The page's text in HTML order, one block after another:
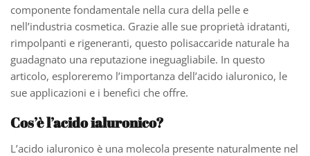
componente fondamentale nella cura della pelle e
nell’industria cosmetica. Grazie alle sue proprietà idratanti,
rimpolpanti e rigeneranti, questo polisaccaride naturale ha
guadagnato una reputazione ineguagliabile. In questo
articolo, esploreremo l’importanza dell’acido ialuronico, le
sue applicazioni e i benefici che offre.
Cos’è l’acido ialuronico?
L’acido ialuronico è una molecola presente naturalmente nel